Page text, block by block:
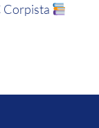
Corpista